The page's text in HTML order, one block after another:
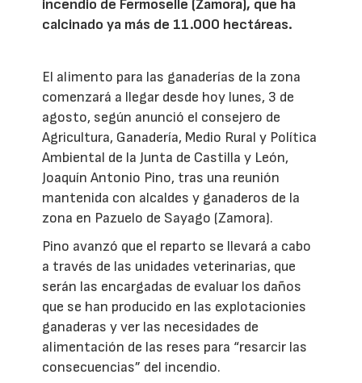
incendio de Fermoselle (Zamora), que ha
calcinado ya más de 11.000 hectáreas.
El alimento para las ganaderías de la zona
comenzará a llegar desde hoy lunes, 3 de
agosto, según anunció el consejero de
Agricultura, Ganadería, Medio Rural y Política
Ambiental de la Junta de Castilla y León,
Joaquín Antonio Pino, tras una reunión
mantenida con alcaldes y ganaderos de la
zona en Pazuelo de Sayago (Zamora).
Pino avanzó que el reparto se llevará a cabo
a través de las unidades veterinarias, que
serán las encargadas de evaluar los daños
que se han producido en las explotacionies
ganaderas y ver las necesidades de
alimentación de las reses para “resarcir las
consecuencias” del incendio.